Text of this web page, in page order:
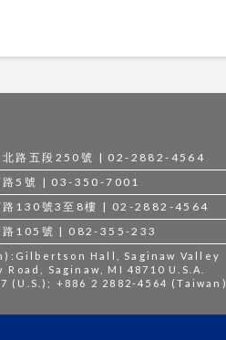
北路五段250號 | 02-2882-4564
路5號 | 03-350-7001
路130號3至8樓 | 02-2882-4564
路105號 | 082-355-233
Hall, Saginaw Valley
Saginaw, MI 48710 U.S.A.
(U.S.); +886 2 2882-4564 (Taiwan)